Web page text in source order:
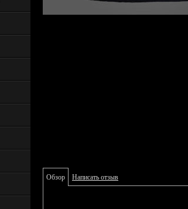
Обзор Написать отзыв